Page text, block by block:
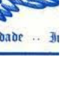
as perguntas
do que as
alguma coi...